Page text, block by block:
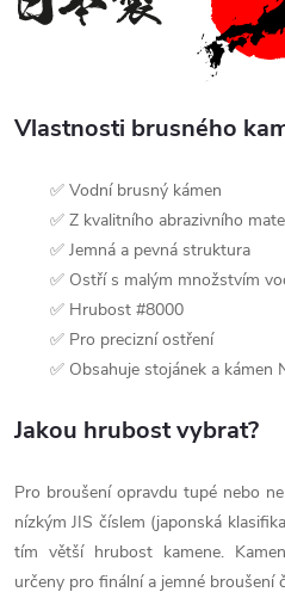
Vlastnosti brusného
✅ Vodní brusný kámen
✅ Z kvalitního abrazivního
✅ Jemná a pevná struktura
✅ Ostří s malým množstvím
✅ Hrubost #8000
✅ Pro precizní ostření
✅ Obsahuje stojánek a kámen
Jakou hrubost vybrat?
Pro broušení opravdu tupé nebo
nízkým JIS číslem (japonská
tím větší hrubost kamene.
určeny pro finální a jemné broušení